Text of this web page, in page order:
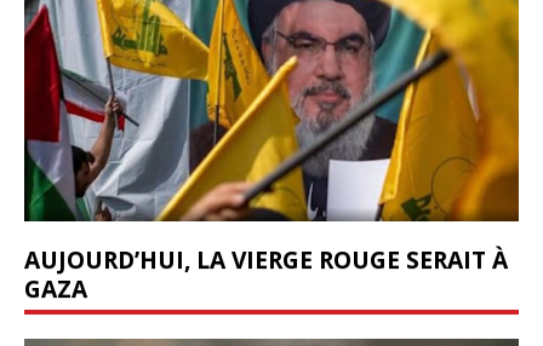
AUJOURD’HUI, LA VIERGE ROUGE SERAIT À
GAZA